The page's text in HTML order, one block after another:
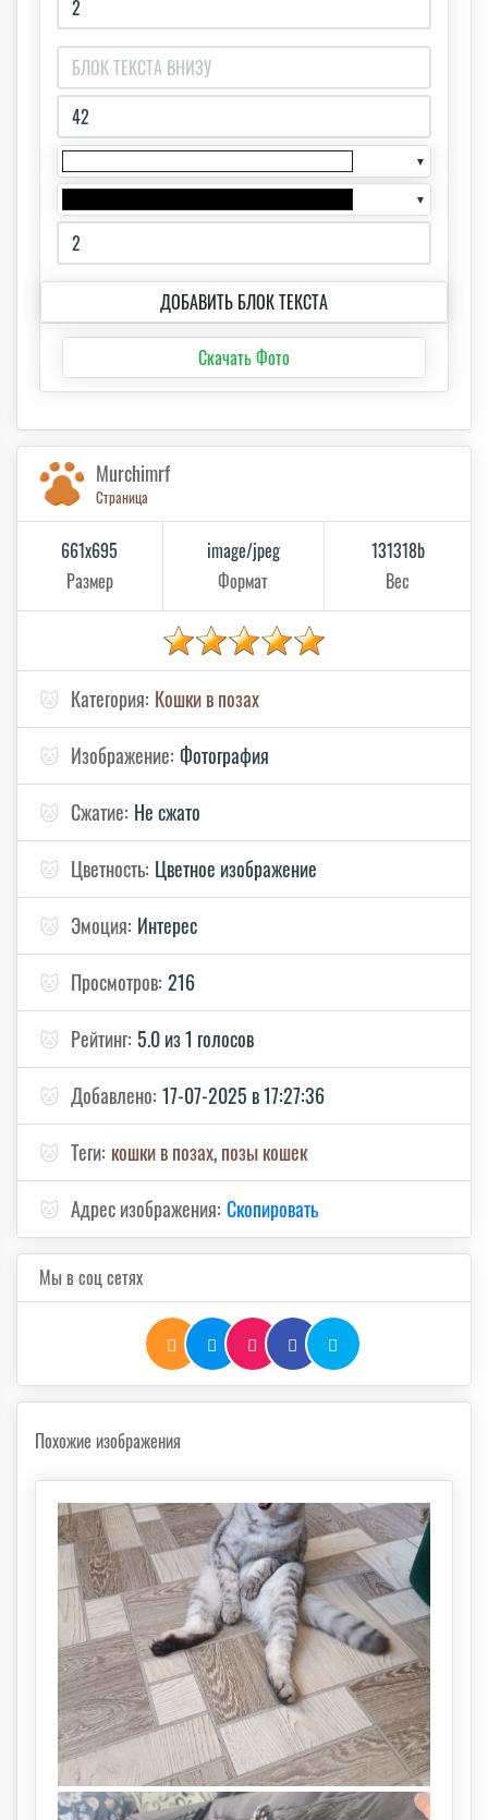
▼
▼
ДОБАВИТЬ БЛОК ТЕКСТА
Скачать Фото
Murchimrf
Страница
661x695
Размер
image/jpeg
Формат
131318b
Вес
🐱 Категория: Кошки в позах
🐱 Изображение: Фотография
🐱 Сжатие: Не сжато
🐱 Цветность: Цветное изображение
🐱 Эмоция: Интерес
🐱 Просмотров: 216
🐱 Рейтинг: 5.0 из 1 голосов
🐱 Добавлено: 17-07-2025 в 17:27:36
🐱 Теги: кошки в позах,позы кошек
🐱 Адрес изображения: Скопировать
Мы в соц сетях
Похожие изображения